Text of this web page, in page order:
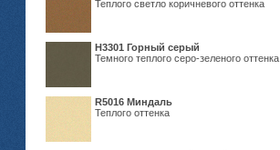
Теплого светло коричневого оттенка
Н3301 Горный серый
Темного теплого серо-зеленого оттенка
R5016 Миндаль
Теплого оттенка